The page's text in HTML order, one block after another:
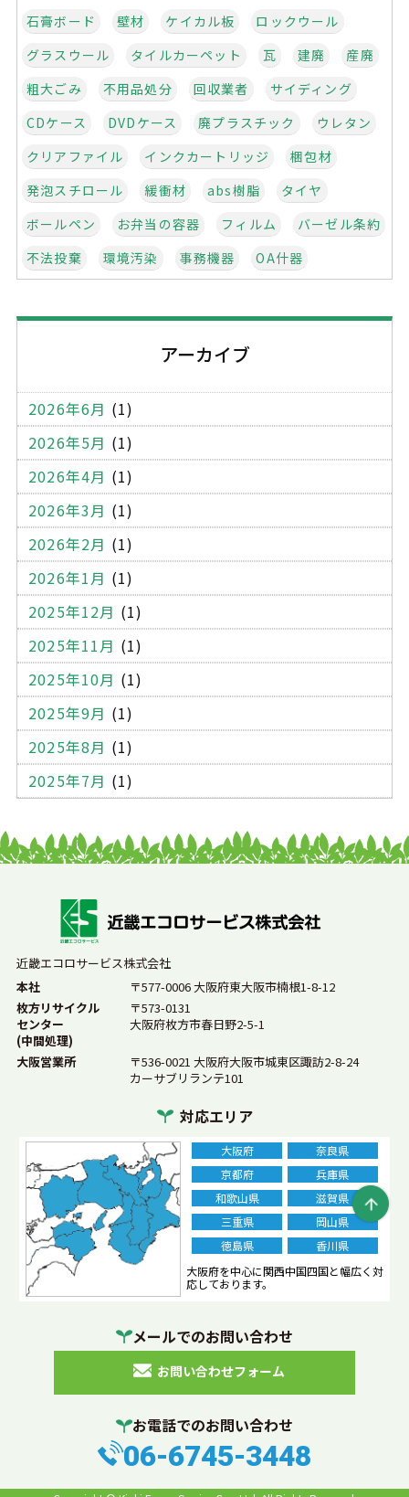
石膏ボード 壁材 ケイカル板
ロックウール
グラスウール
タイルカーペット 瓦 建廃
産廃
粗大ごみ
不用品処分 回収業者
サイディング
CDケース
DVDケース 廃プラスチック
ウレタン
クリアファイル
インクカートリッジ
梱包材
発泡スチロール
緩衝材 abs樹脂
タイヤ
ボールペン
お弁当の容器 フィルム
バーゼル条約
不法投棄
環境汚染 事務機器
OA什器
建設系廃棄物管理表
マニフェスト
不適正処理
産業廃棄物 コピー機
書庫
ワゴン ロッカー
応接セット
受付用のカウンター
金庫 OA機器
木製パレット
プラスティックパレット
一般廃棄物
木くず
段ボール
エアーキャップ
ミラーマット
梱包テープ
ストレッチフィルム
薄型ケース
ール便用ケース
厚紙封筒 宅配袋
宅配封筒
シュレッダー
溶解処理 機密文書
機密書類
サイディング材
外壁 建築
蛍光灯
蛍光灯の廃棄
処分方法 持ち込み処分
オフィス
模様替え
引っ越し 学校 電球
中間処理
収集運搬
自己搬入 委託契約 処理業者
大阪
感染性廃棄物
廃棄方法 廃棄物の分類
排出事業者
リサイクル
マテリアルリサイクル
ケミカルリサイクル
サーマルリサイクル
罰則
スプレー缶
自転車 廃棄業者
情報漏洩
ハードディスク
廃棄物処理問題
産廃業者 ごみの処分
環境
法律
産業廃棄物処理
ゴミ処分
コンクリートガラ
特別管理産業廃棄物
産業廃棄物の定義
業務用冷蔵庫
廃棄物処理
産業廃棄物業者
産廃コンテナ
水銀灯 単価 定義 がれき
分別
片付け
レンガ 処分費用 ペンキ
塗料
エアコン
廃棄 業務用エアコン 乾電池
電池
処分
ボタン電池 ベッド
ビーズクッション
費用相場
車のバッテリー
廃材 処分費 壁紙
捨て方
アーカイブ
2026年6月 (1)
2026年5月 (1)
2026年4月 (1)
2026年3月 (1)
2026年2月 (1)
2026年1月 (1)
2025年12月 (1)
2025年11月 (1)
2025年10月 (1)
2025年9月 (1)
2025年8月 (1)
2025年7月 (1)
近畿エコロサービス株式会社
本社
〒577-0006 大阪府東大阪市楠根1-8-12
枚方リサイクル
センター
(中間処理)
〒573-0131
大阪府枚方市春日野2-5-1
大阪営業所
〒536-0021 大阪府大阪市城東区諏訪2-8-24
カーサブリランテ101
対応エリア
大阪府
奈良県
京都府
兵庫県
和歌山県
滋賀県
三重県
岡山県
徳島県
香川県
大阪府を中心に関西中国四国と幅広く対
応しております。
メールでのお問い合わせ
お問い合わせフォーム
お電話でのお問い合わせ
06-6745-3448